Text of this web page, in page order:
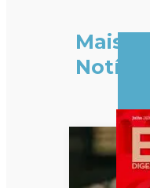
Mais
Notícias